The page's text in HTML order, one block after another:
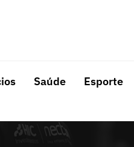
Saúde Esporte